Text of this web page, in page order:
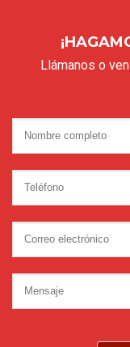
Llámanos o